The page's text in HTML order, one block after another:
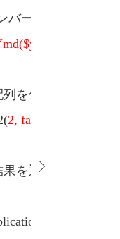
バーズ3の統計情
を作成
2, false, $ymd
を返す
json");